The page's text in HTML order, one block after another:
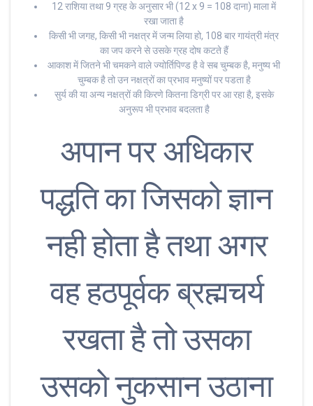
12 राशिया तथा 9 ग्रह के अनुसार भी (12 x 9 = 108 दाना) माला में
रखा जाता है
किसी भी जगह, किसी भी नक्षत्र में जन्म लिया हो, 108 बार गायंत्री मंत्र
का जप करने से उसके ग्रह दोष कटते हैं
आकाश में जितने भी चमकने वाले ज्योर्तिपिण्ड है वे सब चुम्बक है, मनुष्य भी
चुम्बक है तो उन नक्षत्रों का प्रभाव मनुष्यों पर पडता है
सुर्य की या अन्य नक्षत्रों की किरणे कितना डिग्री पर आ रहा है, इसके
अनुरूप भी प्रभाव बदलता है
अपान पर अधिकार
पद्धति का जिसको ज्ञान
नही होता है तथा अगर
वह हठपूर्वक ब्रह्मचर्य
रखता है तो उसका
उसको नुकसान उठाना